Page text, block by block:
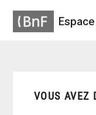
VOUS AVEZ